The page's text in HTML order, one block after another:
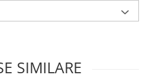
de racire daca este folosit
SIMILARE